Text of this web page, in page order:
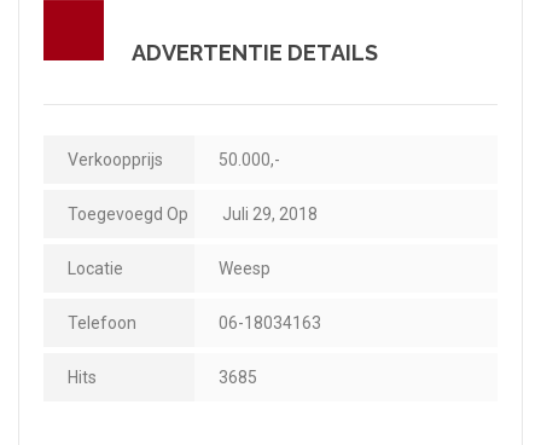
ADVERTENTIE DETAILS
Verkoopprijs 50.000,-
Toegevoegd Op Juli 29, 2018
Locatie Weesp
Telefoon 06-18034163
Hits 3685